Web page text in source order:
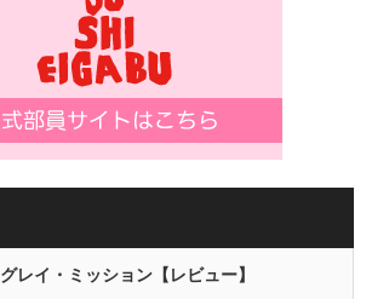
グレイ・ミッション【レビュー】